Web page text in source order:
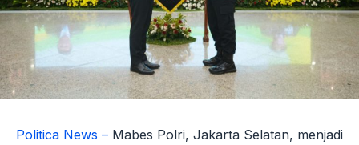
Politica News – Mabes Polri, Jakarta Selatan, menjadi